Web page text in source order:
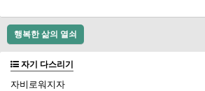
행복한 삶의 열쇠
자기 다스리기
자비로워지자